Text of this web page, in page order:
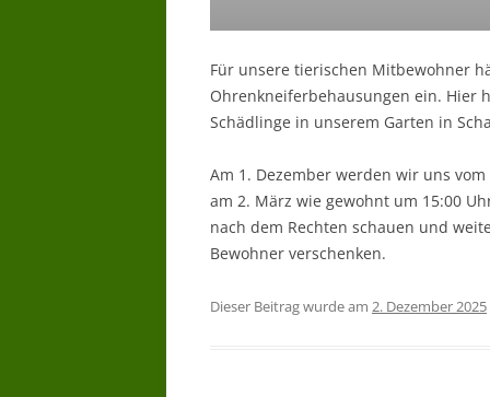
Für unsere tierischen Mitbewohner
Ohrenkneiferbehausungen ein. Hier
Schädlinge in unserem Garten in
Am 1. Dezember werden wir uns
am 2. März wie gewohnt um 15:00
nach dem Rechten schauen und
Bewohner verschenken.
Dieser Beitrag wurde am 2. Dezember 2025